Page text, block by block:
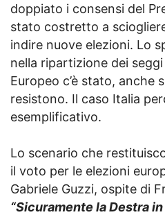
doppiato i consensi del
stato costretto a
indire nuove elezioni. Lo
nella ripartizione dei
Europeo c’è stato, anche
resistono. Il caso Italia
esemplificativo.
Lo scenario che
il voto per le elezioni
Gabriele Guzzi, ospite di
“Sicuramente la Destra